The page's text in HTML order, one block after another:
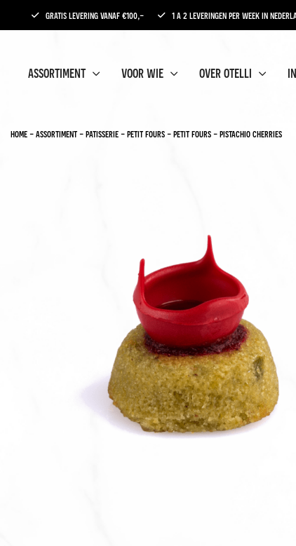
gratis levering vanaf €100,- 1 a 2 leveringen per week in
assortiment voor wie over otelli
home-assortiment-patisserie-petit fours-petit fours-pistachio cherries